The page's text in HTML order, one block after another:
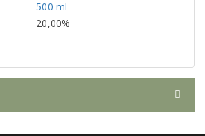
500 ml
20,00%